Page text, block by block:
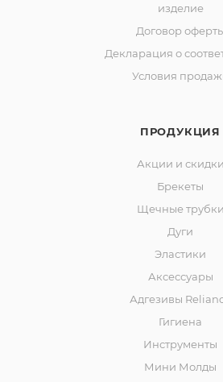
изделие
Договор
Декларация о
Условия
ПРОДУКЦИЯ
Акции и скидки
Брекеты
Щечные трубки
Дуги
Эластики
Аксессуары
Адгезивы
Гигиена
Инструменты
Мини Молды